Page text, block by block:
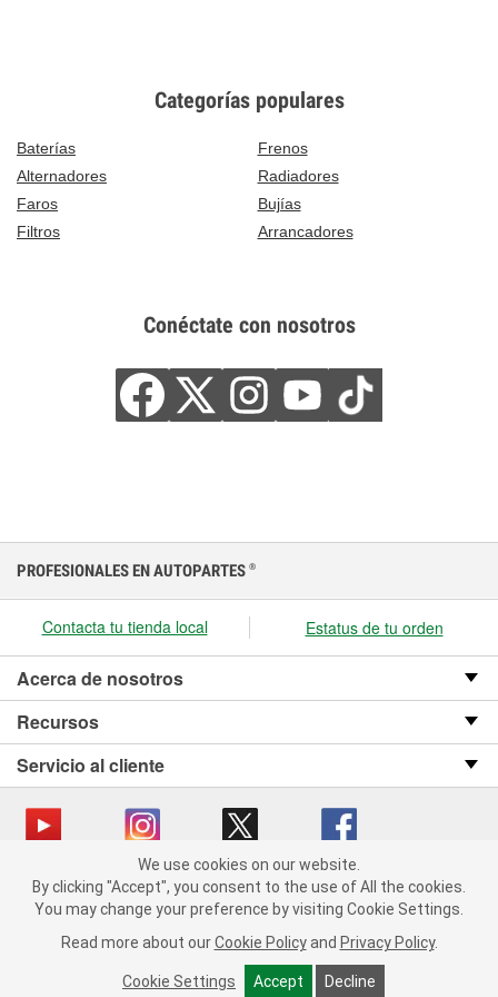
Categorías populares
Baterías
Frenos
Alternadores
Radiadores
Faros
Bujías
Filtros
Arrancadores
Conéctate con nosotros
We use cookies on our website. By clicking "Accept", you consent
to the use of All the cookies.
You may change your preference by visiting Cookie Settings.
Read more about our Cookie Policy and Privacy Policy.
Cookie Settings Accept Decline
PROFESIONALES EN AUTOPARTES ®
Contacta tu tienda local Estatus de tu orden
Acerca de nosotros
Recursos
Servicio al cliente
Copyright © 2008-2026 O’Reilly Auto Parts v OST_3.2.0.0.729 (3) cv1361
catalog_main
Política de privacidad
Ley de transparencia en las cadenas de suministro
We use cookies on our website.
By clicking "Accept", you consent to the use of All the cookies.
You may change your preference by visiting Cookie Settings.
Read more about our Cookie Policy and Privacy Policy.
Cookie Settings Accept Decline